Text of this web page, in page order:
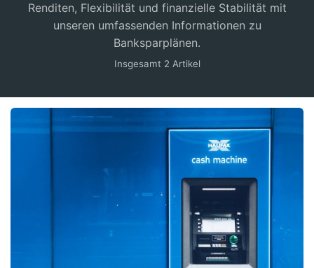
Renditen, Flexibilität und finanzielle Stabilität mit
unseren umfassenden Informationen zu
Banksparplänen.
Insgesamt 2 Artikel